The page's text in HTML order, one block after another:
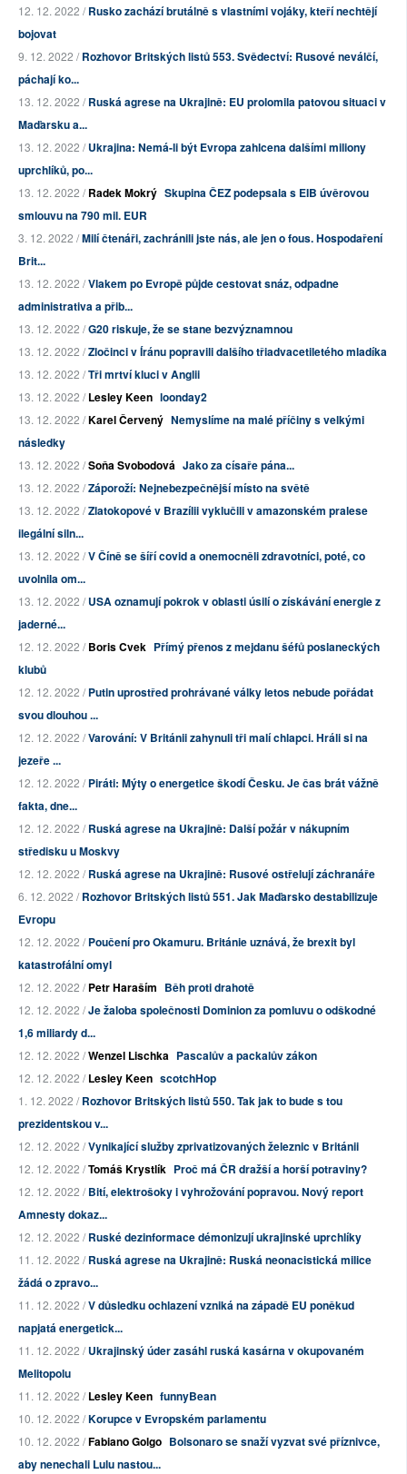
12. 12. 2022 /Rusko zachází brutálně s vlastními vojáky, kteří nechtějí
bojovat
9. 12. 2022 /Rozhovor Britských listů 553. Svědectví: Rusové neválčí,
páchají ko...
13. 12. 2022 /Ruská agrese na Ukrajině: EU prolomila patovou situaci v
Maďarsku a...
13. 12. 2022 /Ukrajina: Nemá-li být Evropa zahlcena dalšími miliony
uprchlíků, po...
13. 12. 2022 /Radek Mokrý Skupina ČEZ podepsala s EIB úvěrovou
smlouvu na 790 mil. EUR
3. 12. 2022 /Milí čtenáři, zachránili jste nás, ale jen o fous. Hospodaření
Brit...
13. 12. 2022 /Vlakem po Evropě půjde cestovat snáz, odpadne
administrativa a přib...
13. 12. 2022 /G20 riskuje, že se stane bezvýznamnou
13. 12. 2022 /Zločinci v Íránu popravili dalšího třiadvacetiletého mladíka
13. 12. 2022 /Tři mrtví kluci v Anglii
13. 12. 2022 /Lesley Keen loonday2
13. 12. 2022 /Karel Červený Nemyslíme na malé příčiny s velkými
následky
13. 12. 2022 /Soňa Svobodová Jako za císaře pána...
13. 12. 2022 /Záporoží: Nejnebezpečnější místo na světě
13. 12. 2022 /Zlatokopové v Brazílii vyklučili v amazonském pralese
ilegální siln...
13. 12. 2022 /V Číně se šíří covid a onemocněli zdravotníci, poté, co
uvolnila om...
13. 12. 2022 /USA oznamují pokrok v oblasti úsilí o získávání energie z
jaderné...
12. 12. 2022 /Boris Cvek Přímý přenos z mejdanu šéfů poslaneckých
klubů
12. 12. 2022 /Putin uprostřed prohrávané války letos nebude pořádat
svou dlouhou ...
12. 12. 2022 /Varování: V Británii zahynuli tři malí chlapci. Hráli si na
jezeře ...
12. 12. 2022 /Piráti: Mýty o energetice škodí Česku. Je čas brát vážně
fakta, dne...
12. 12. 2022 /Ruská agrese na Ukrajině: Další požár v nákupním
středisku u Moskvy
12. 12. 2022 /Ruská agrese na Ukrajině: Rusové ostřelují záchranáře
6. 12. 2022 /Rozhovor Britských listů 551. Jak Maďarsko destabilizuje
Evropu
12. 12. 2022 /Poučení pro Okamuru. Británie uznává, že brexit byl
katastrofální omyl
12. 12. 2022 /Petr Haraším Běh proti drahotě
12. 12. 2022 /Je žaloba společnosti Dominion za pomluvu o odškodné
1,6 miliardy d...
12. 12. 2022 /Wenzel Lischka Pascalův a packalův zákon
12. 12. 2022 /Lesley Keen scotchHop
1. 12. 2022 /Rozhovor Britských listů 550. Tak jak to bude s tou
prezidentskou v...
12. 12. 2022 /Vynikající služby zprivatizovaných železnic v Británii
12. 12. 2022 /Tomáš Krystlík Proč má ČR dražší a horší potraviny?
12. 12. 2022 /Bití, elektrošoky i vyhrožování popravou. Nový report
Amnesty dokaz...
12. 12. 2022 /Ruské dezinformace démonizují ukrajinské uprchlíky
11. 12. 2022 /Ruská agrese na Ukrajině: Ruská neonacistická milice
žádá o zpravo...
11. 12. 2022 /V důsledku ochlazení vzniká na západě EU poněkud
napjatá energetick...
11. 12. 2022 /Ukrajinský úder zasáhl ruská kasárna v okupovaném
Melitopolu
11. 12. 2022 /Lesley Keen funnyBean
10. 12. 2022 /Korupce v Evropském parlamentu
10. 12. 2022 /Fabiano Golgo Bolsonaro se snaží vyzvat své příznivce,
aby nenechali Lulu nastou...